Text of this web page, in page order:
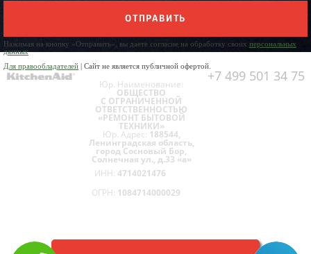
ОТПРАВИТЬ
Нажимая на кнопку «Отправить», вы даете согласие на обработку своих персональных
данных
Для правообладателей | Сайт не является публичной офертой.
+7 499 501 34 75
Юр. Наименование:
ОБЩЕСТВО
С ОГРАНИЧЕННОЙ
ОТВЕТСТВЕННОСТЬЮ
«РЕМОНТ БЫТОВОЙ
ТЕХНИКИ»
Юр. Адрес: 188544,
Ленинградская область,
город Сосновый Бор,
Солнечная ул., д.33 «а»
ИНН: 4714021476
ОГРН: 1084714000029